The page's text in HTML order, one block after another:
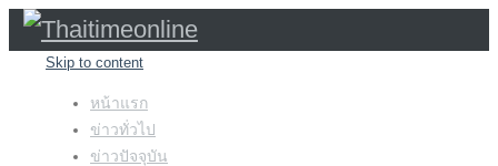
Skip to content
หน้าแรก
ข่าวทั่วไป
ข่าวปัจจุบัน